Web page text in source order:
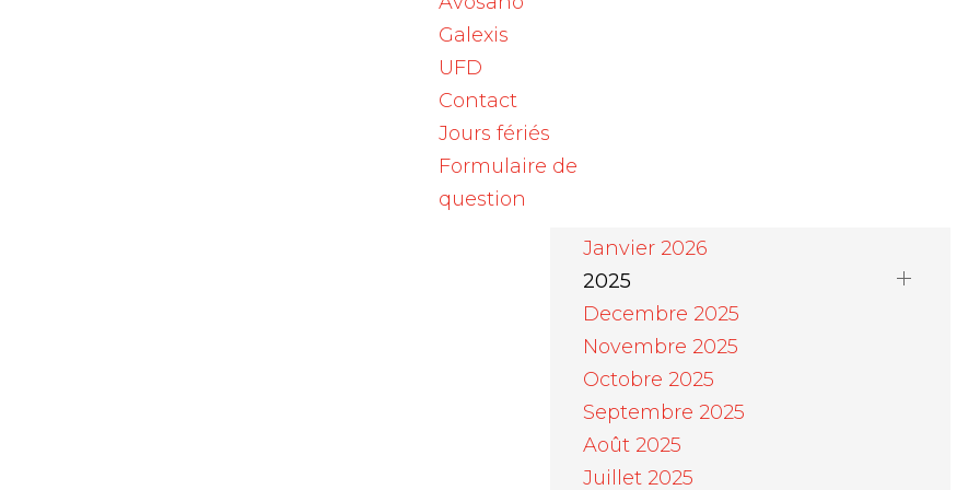
Galexis
UFD
Contact
Jours fériés
Formulaire de
question
la reprise du traitement par DARZALEX®
Janvier 2026
2025
Decembre 2025
Novembre 2025
Octobre 2025
Septembre 2025
Août 2025
Juillet 2025